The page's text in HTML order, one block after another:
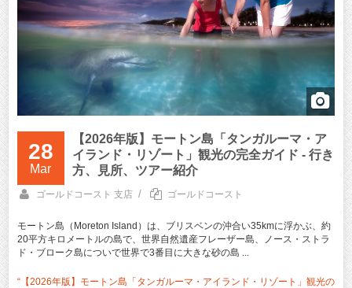
28
Mar
【2026年版】モートン島「タンガルーマ・ア
イランド・リゾート」観光の完全ガイド - 行き
方、見所、ツアー紹介
ゴールドコースト 支店 / ゴールドコースト
モートン島（Moreton Island）は、ブリスベンの沖合い35kmに浮かぶ、約
20平方キロメートルの島で、世界自然遺産フレーザー島、ノース・ストラ
ド・ブローク島についで世界で3番目に大きな砂の島 ...
“【2026年版】モートン島「タンガルーマ・アイランド・リゾート」観光の